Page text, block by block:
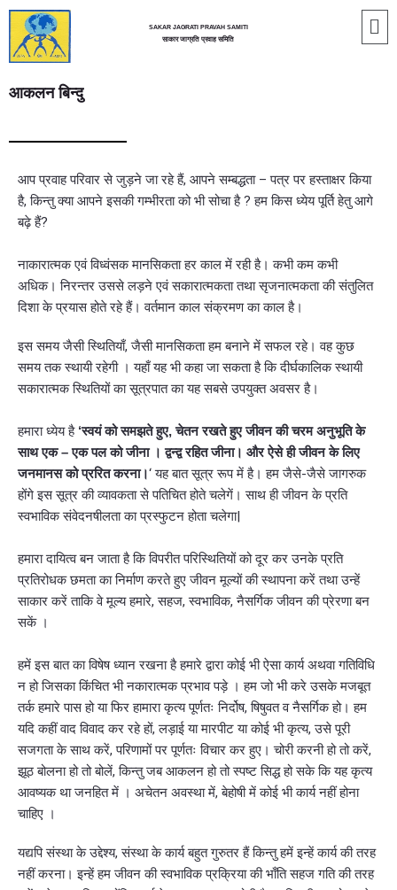
SAKAR JAGRATI PRAVAH SAMITI
साकार जाग्रति प्रवाह समिति
आकलन बिन्दु
आप प्रवाह परिवार से जुड़ने जा रहे हैं, आपने सम्बद्धता – पत्र पर हस्ताक्षर किया
है, किन्तु क्या आपने इसकी गम्भीरता को भी सोचा है ? हम किस ध्येय पूर्ति हेतु आगे
बढ़े हैं?
नाकारात्मक एवं विध्वंसक मानसिकता हर काल में रही है। कभी कम कभी
अधिक। निरन्तर उससे लड़ने एवं सकारात्मकता तथा सृजनात्मकता की संतुलित
दिशा के प्रयास होते रहे हैं। वर्तमान काल संक्रमण का काल है।
इस समय जैसी स्थितियाँ, जैसी मानसिकता हम बनाने में सफल रहे। वह कुछ
समय तक स्थायी रहेगी । यहाँ यह भी कहा जा सकता है कि दीर्घकालिक स्थायी
सकारात्मक स्थितियों का सूत्रपात का यह सबसे उपयुक्त अवसर है।
हमारा ध्येय है ‘स्वयं को समझते हुए, चेतन रखते हुए जीवन की चरम अनुभूति के
साथ एक – एक पल को जीना । द्वन्द्व रहित जीना। और ऐसे ही जीवन के लिए
जनमानस को प्ररित करना।‘ यह बात सूत्र रूप में है। हम जैसे-जैसे जागरुक
होंगे इस सूत्र की व्यावकता से पतिचित होते चलेगें। साथ ही जीवन के प्रति
स्वभाविक संवेदनषीलता का प्रस्फुटन होता चलेगा|
हमारा दायित्व बन जाता है कि विपरीत परिस्थितियों को दूर कर उनके प्रति
प्रतिरोधक छमता का निर्माण करते हुए जीवन मूल्यों की स्थापना करें तथा उन्हें
साकार करें ताकि वे मूल्य हमारे, सहज, स्वभाविक, नैसर्गिक जीवन की प्रेरणा बन
सकें ।
हमें इस बात का विषेष ध्यान रखना है हमारे द्वारा कोई भी ऐसा कार्य अथवा गतिविधि
न हो जिसका किंचित भी नकारात्मक प्रभाव पड़े । हम जो भी करे उसके मजबूत
तर्क हमारे पास हो या फिर हामारा कृत्य पूर्णतः निर्दोष, षिषुवत व नैसर्गिक हो। हम
यदि कहीं वाद विवाद कर रहे हों, लड़ाई या मारपीट या कोई भी कृत्य, उसे पूरी
सजगता के साथ करें, परिणामों पर पूर्णतः विचार कर हुए। चोरी करनी हो तो करें,
झूठ बोलना हो तो बोलें, किन्तु जब आकलन हो तो स्पष्ट सिद्ध हो सके कि यह कृत्य
आवष्यक था जनहित में । अचेतन अवस्था में, बेहोषी में कोई भी कार्य नहीं होना
चाहिए ।
यद्यपि संस्था के उद्देश्य, संस्था के कार्य बहुत गुरुतर हैं किन्तु हमें इन्हें कार्य की तरह
नहीं करना। इन्हें हम जीवन की स्वभाविक प्रक्रिया की भाँति सहज गति की तरह